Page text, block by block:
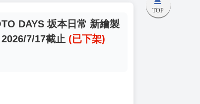
TOP
DAYS 坂本日常 新繪製
7/17截止 (已下架)